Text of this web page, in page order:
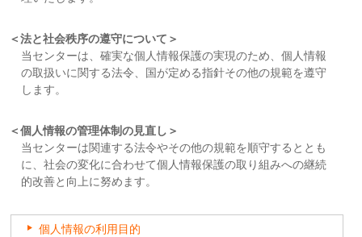
＜法と社会秩序の遵守について＞
当センターは、確実な個人情報保護の実現のため、個人情報
の取扱いに関する法令、国が定める指針その他の規範を遵守
します。
＜個人情報の管理体制の見直し＞
当センターは関連する法令やその他の規範を順守するととも
に、社会の変化に合わせて個人情報保護の取り組みへの継続
的改善と向上に努めます。
個人情報の利用目的